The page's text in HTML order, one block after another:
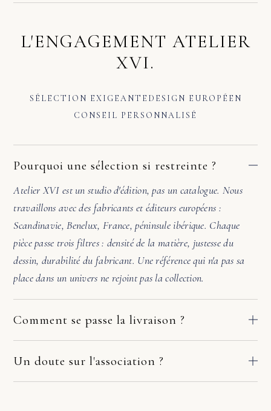
L'ENGAGEMENT ATELIER
XVI.
SÉLECTION EXIGEANTE DESIGN EUROPÉEN
CONSEIL PERSONNALISÉ
Pourquoi une sélection si restreinte ?
Atelier XVI est un studio d'édition, pas un catalogue. Nous
travaillons avec des fabricants et éditeurs européens :
Scandinavie, Benelux, France, péninsule ibérique. Chaque
pièce passe trois filtres : densité de la matière, justesse du
dessin, durabilité du fabricant. Une référence qui n'a pas sa
place dans un univers ne rejoint pas la collection.
Comment se passe la livraison ?
européens. Le délai dépend du fabricant et de votre adresse :
Un doute sur l'association ?